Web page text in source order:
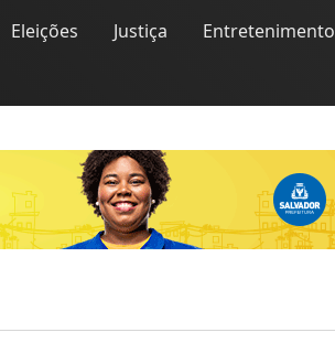
Eleições Justiça Entretenimento